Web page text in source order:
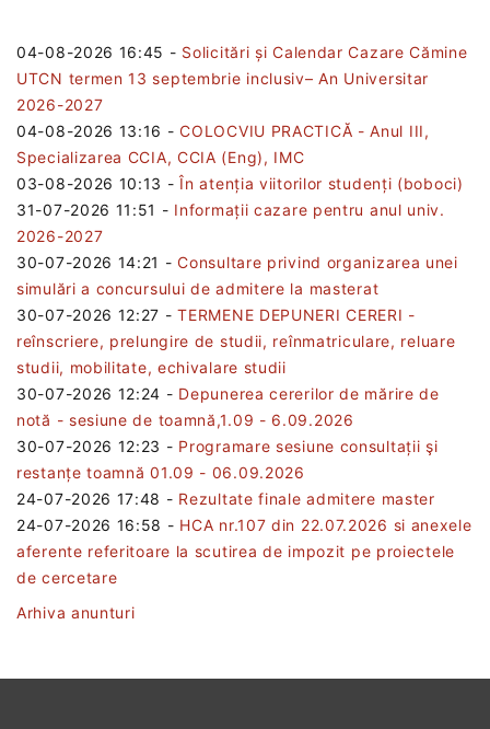
04-08-2026 16:45 - Solicitări și Calendar Cazare Cămine
UTCN termen 13 septembrie inclusiv– An Universitar
2026-2027
04-08-2026 13:16 -COLOCVIU PRACTICĂ - Anul III,
Specializarea CCIA, CCIA (Eng), IMC
03-08-2026 10:13 -În atenția viitorilor studenți (boboci)
31-07-2026 11:51 - Informații cazare pentru anul univ.
2026-2027
30-07-2026 14:21 -Consultare privind organizarea unei
simulări a concursului de admitere la masterat
30-07-2026 12:27 -TERMENE DEPUNERI CERERI -
reînscriere, prelungire de studii, reînmatriculare, reluare
studii, mobilitate, echivalare studii
30-07-2026 12:24 - Depunerea cererilor de mărire de
notă - sesiune de toamnă,1.09 - 6.09.2026
30-07-2026 12:23 - Programare sesiune consultații şi
restanțe toamnă 01.09 - 06.09.2026
24-07-2026 17:48 - Rezultate finale admitere master
24-07-2026 16:58 - HCA nr.107 din 22.07.2026 si anexele
aferente referitoare la scutirea de impozit pe proiectele
de cercetare
Arhiva anunturi